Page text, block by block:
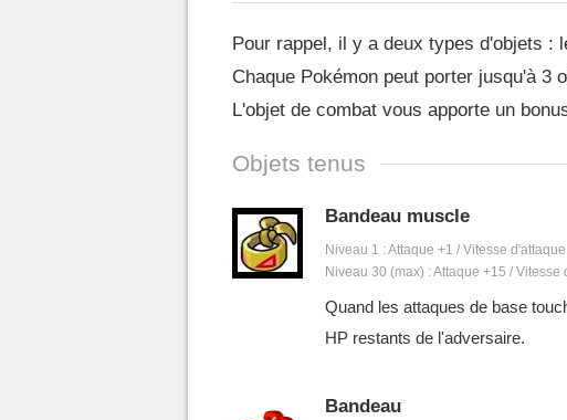
Pour rappel, il y a deux types d'objets :
Chaque Pokémon peut porter jusqu'à 3
L'objet de combat vous apporte un
Objets tenus
Bandeau muscle
Niveau 1 : Attaque +1 / Vitesse
Niveau 30 (max) : Attaque +15 / Vitesse
Quand les attaques de base
HP restants de l'adversaire.
Bandeau